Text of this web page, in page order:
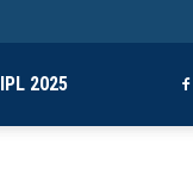
IPL 2025